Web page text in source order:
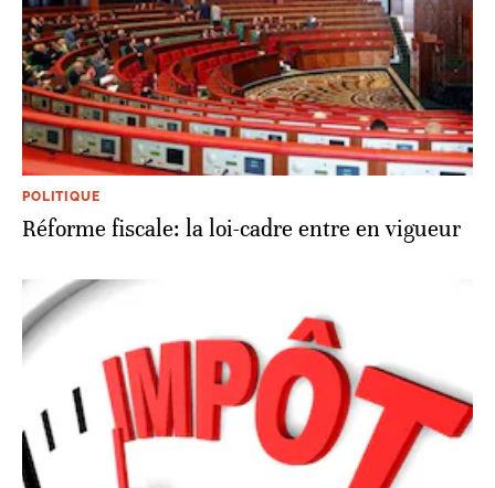
POLITIQUE
Réforme fiscale: la loi-cadre entre en vigueur